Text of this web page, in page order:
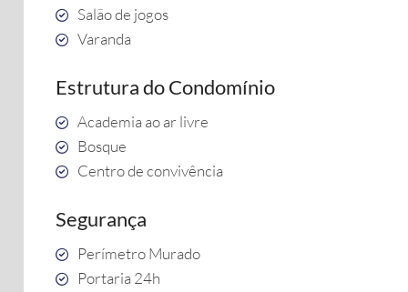
Salão de jogos
Varanda
Estrutura do Condomínio
Academia ao ar livre
Bosque
Centro de convivência
Segurança
Perímetro Murado
Portaria 24h